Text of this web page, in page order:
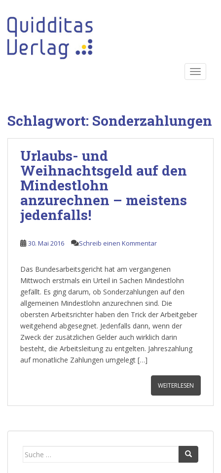
Schlagwort: Sonderzahlungen
Urlaubs- und
Weihnachtsgeld auf den
Mindestlohn
anzurechnen – meistens
jedenfalls!
30. Mai 2016 Schreib einen Kommentar
Das Bundesarbeitsgericht hat am vergangenen
Mittwoch erstmals ein Urteil in Sachen Mindestlohn
gefällt. Es ging darum, ob Sonderzahlungen auf den
allgemeinen Mindestlohn anzurechnen sind. Die
obersten Arbeitsrichter haben den Trick der Arbeitgeber
weitgehend abgesegnet. Jedenfalls dann, wenn der
Zweck der zusätzlichen Gelder auch wirklich darin
besteht, die Arbeitsleitung zu entgelten. Jahreszahlung
auf monatliche Zahlungen umgelegt […]
WEITERLESEN
Suche